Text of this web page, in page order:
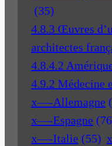
(35)
4.8.3 Œuvres
architectes
4.8.4.2
4.9.2 Médecine
x—-Allemagne
x—-Espagne
x—-Italie (55)